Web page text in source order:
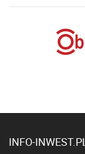
INFO-INWEST.PL